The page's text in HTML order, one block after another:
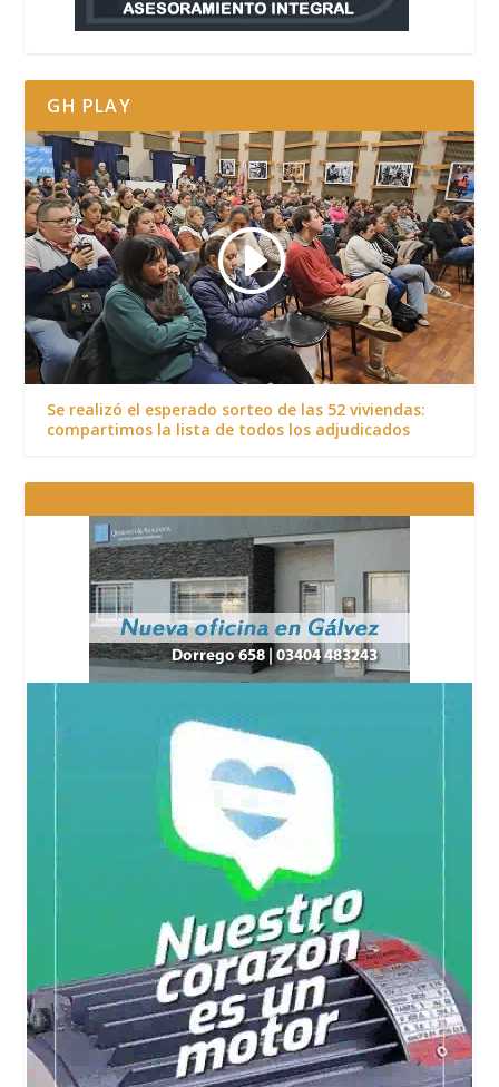
GH PLAY
Se realizó el esperado sorteo de las 52 viviendas:
compartimos la lista de todos los adjudicados